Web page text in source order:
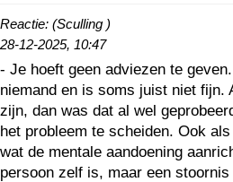
Reactie: (Sculling )
28-12-2025, 10:47
- Je hoeft geen adviezen te
niemand en is soms juist niet fijn.
zijn, dan was dat al wel
het probleem te scheiden. Ook
wat de mentale aandoening
persoon zelf is, maar een